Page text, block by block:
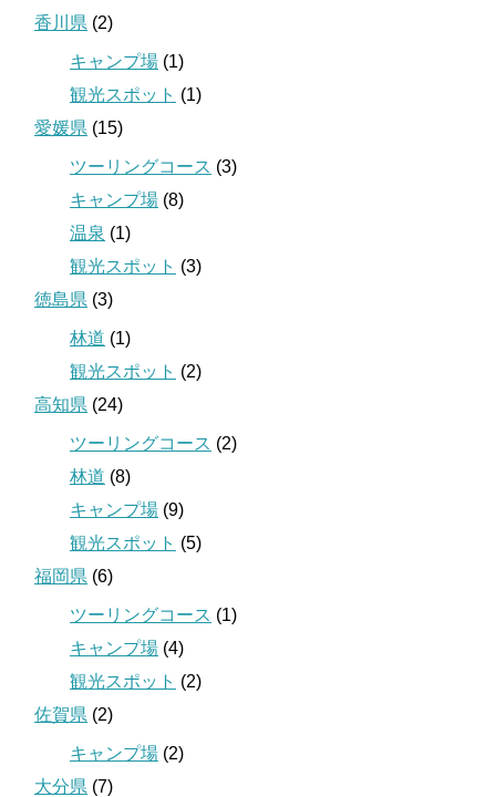
香川県 (2)
キャンプ場 (1)
観光スポット (1)
愛媛県 (15)
ツーリングコース (3)
キャンプ場 (8)
温泉 (1)
観光スポット (3)
徳島県 (3)
林道 (1)
観光スポット (2)
高知県 (24)
ツーリングコース (2)
林道 (8)
キャンプ場 (9)
観光スポット (5)
福岡県 (6)
ツーリングコース (1)
キャンプ場 (4)
観光スポット (2)
佐賀県 (2)
キャンプ場 (2)
大分県 (7)